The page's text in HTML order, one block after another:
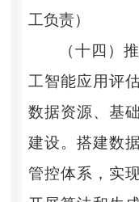
工负责）
（十四）
工智能应用评
数据资源、基
建设。搭建数
管控体系，实